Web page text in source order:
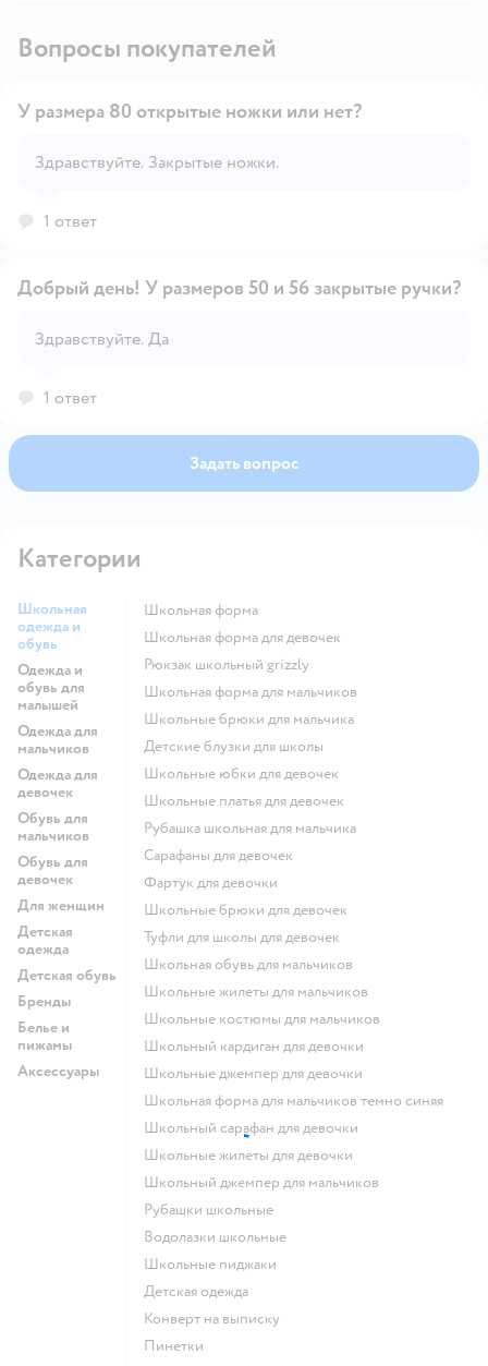
Вопросы покупателей
Открыть вопрос
У размера 80 открытые ножки или нет?
Здравствуйте. Закрытые ножки.
1 ответ
Добрый день! У размеров 50 и 56 закрытые ручки?
Здравствуйте. Да
1 ответ
Задать вопрос
Категории
Школьная
одежда и
обувь
Одежда и
обувь для
малышей
Одежда для
мальчиков
Одежда для
девочек
Обувь для
мальчиков
Обувь для
девочек
Для женщин
Детская
одежда
Детская обувь
Бренды
Белье и
пижамы
Аксессуары
Школьная форма
Школьная форма для девочек
Рюкзак школьный grizzly
Школьная форма для мальчиков
Школьные брюки для мальчика
Детские блузки для школы
Школьные юбки для девочек
Школьные платья для девочек
Рубашка школьная для мальчика
Сарафаны для девочек
Фартук для девочки
Школьные брюки для девочек
Туфли для школы для девочек
Школьная обувь для мальчиков
Школьные жилеты для мальчиков
Школьные костюмы для мальчиков
Школьный кардиган для девочки
Школьные джемпер для девочки
Школьная форма для мальчиков темно синяя
Школьный сарафан для девочки
Школьные жилеты для девочки
Школьный джемпер для мальчиков
Рубашки школьные
Водолазки школьные
Школьные пиджаки
Детская одежда
Конверт на выписку
Пинетки